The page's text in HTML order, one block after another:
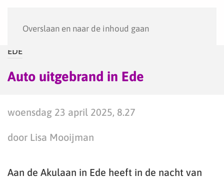
Overslaan en naar de inhoud gaan
EDE
Auto uitgebrand in Ede
woensdag 23 april 2025, 8.27
door Lisa Mooijman
Aan de Akulaan in Ede heeft in de nacht van